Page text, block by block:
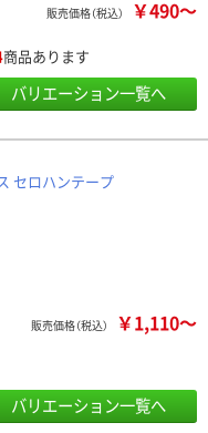
販売価格（税込） ￥490～
商品あります
バリエーション一覧へ
セロハンテープ
販売価格（税込） ￥1,110～
バリエーション一覧へ